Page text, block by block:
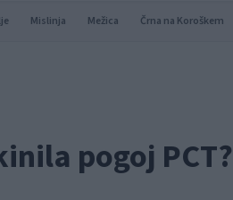
Mislinja Mežica Črna na Koroškem
pogoj PCT?